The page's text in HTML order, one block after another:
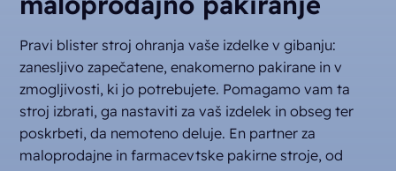
Pravi blister stroj ohranja vaše izdelke v gibanju:
zanesljivo zapečatene, enakomerno pakirane in v
zmogljivosti, ki jo potrebujete. Pomagamo vam ta
stroj izbrati, ga nastaviti za vaš izdelek in obseg ter
poskrbeti, da nemoteno deluje. En partner za
maloprodajne in farmacevtske pakirne stroje, od